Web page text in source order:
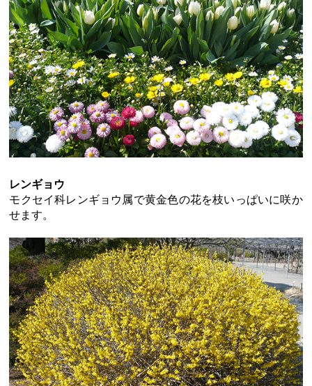
レンギョウ
モクセイ科レンギョウ属で黄金色の花を枝いっぱいに咲か
せます。